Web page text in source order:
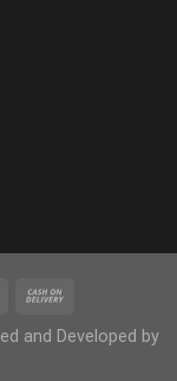
and Developed by